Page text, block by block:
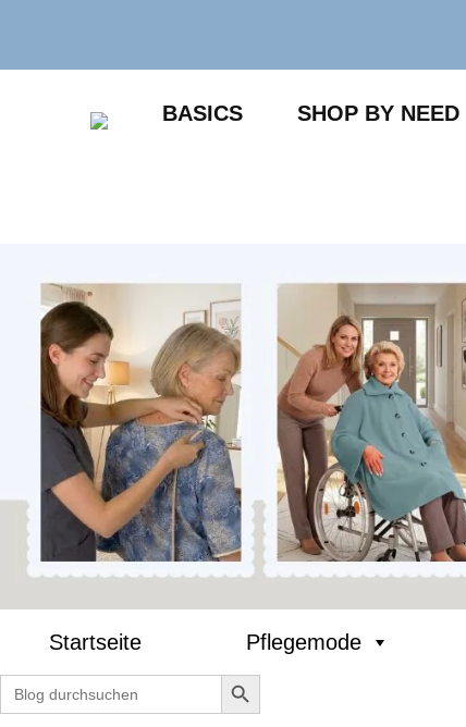
springen
BASICS SHOP BY NEED
Startseite Pflegemode
Search
for:
Search Button